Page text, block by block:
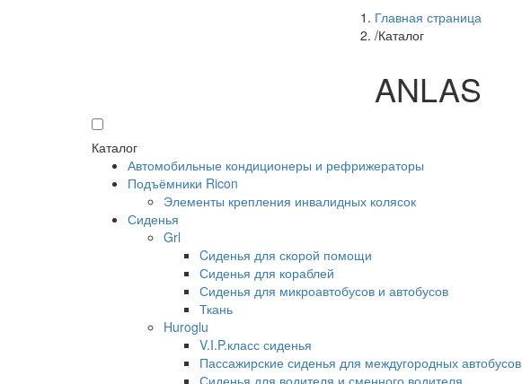
Главная страница
/Каталог
ANLAS
Каталог
Автомобильные кондиционеры и рефрижераторы
Подъёмники Ricon
Элементы крепления инвалидных колясок
Сиденья
Grl
Cиденья для скорой помощи
Сиденья для кораблей
Сиденья для микроавтобусов и автобусов
Ткань
Huroglu
V.I.P.класс сиденья
Пассажирские сиденья для междугородных автобусов
Сиденья для водителя и сменного водителя